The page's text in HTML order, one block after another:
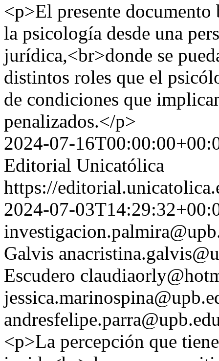
<p>El presente
la psicología desde una
jurídica,<br>donde se
distintos roles que el
de condiciones que
penalizados.</p>
2024-07-
Editorial Unicatólica
https://
2024-07-
Galvis
Escudero
<p>La percepción que